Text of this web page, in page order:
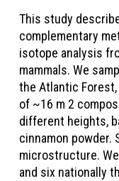
This study
complementary
isotope analysis
mammals. We
the Atlantic
of ~16 m 2
different heights,
cinnamon powder.
microstructure.
and six nationally